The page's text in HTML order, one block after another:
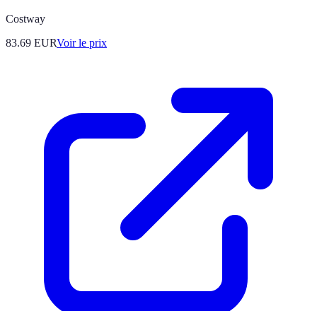
Costway
83.69 EURVoir le prix